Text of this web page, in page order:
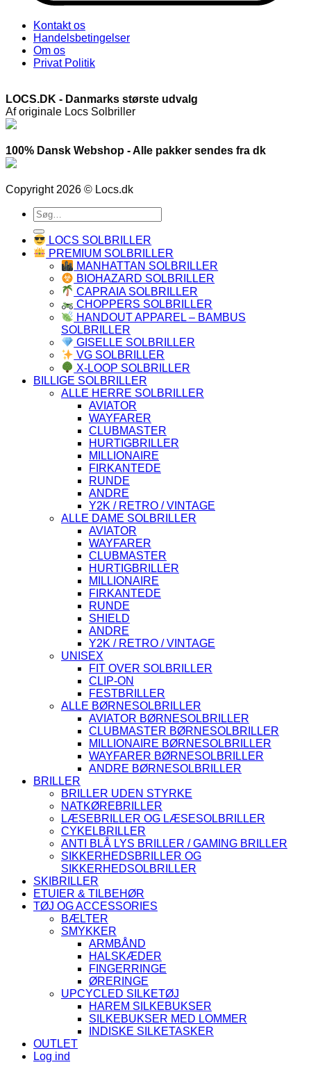
Kontakt os
Handelsbetingelser
Om os
Privat Politik
LOCS.DK - Danmarks største udvalg
Af originale Locs Solbriller
100% Dansk Webshop - Alle pakker sendes fra dk
Copyright 2026 © Locs.dk
Søg
efter:
LOCS SOLBRILLER
PREMIUM SOLBRILLER
MANHATTAN SOLBRILLER
BIOHAZARD SOLBRILLER
CAPRAIA SOLBRILLER
CHOPPERS SOLBRILLER
HANDOUT APPAREL – BAMBUS
SOLBRILLER
GISELLE SOLBRILLER
VG SOLBRILLER
X-LOOP SOLBRILLER
BILLIGE SOLBRILLER
ALLE HERRE SOLBRILLER
AVIATOR
WAYFARER
CLUBMASTER
HURTIGBRILLER
MILLIONAIRE
FIRKANTEDE
RUNDE
ANDRE
Y2K / RETRO / VINTAGE
ALLE DAME SOLBRILLER
AVIATOR
WAYFARER
CLUBMASTER
HURTIGBRILLER
MILLIONAIRE
FIRKANTEDE
RUNDE
SHIELD
ANDRE
Y2K / RETRO / VINTAGE
UNISEX
FIT OVER SOLBRILLER
CLIP-ON
FESTBRILLER
ALLE BØRNESOLBRILLER
AVIATOR BØRNESOLBRILLER
CLUBMASTER BØRNESOLBRILLER
MILLIONAIRE BØRNESOLBRILLER
WAYFARER BØRNESOLBRILLER
ANDRE BØRNESOLBRILLER
BRILLER
BRILLER UDEN STYRKE
NATKØREBRILLER
LÆSEBRILLER OG LÆSESOLBRILLER
CYKELBRILLER
ANTI BLÅ LYS BRILLER / GAMING BRILLER
SIKKERHEDSBRILLER OG
SIKKERHEDSOLBRILLER
SKIBRILLER
ETUIER & TILBEHØR
TØJ OG ACCESSORIES
BÆLTER
SMYKKER
ARMBÅND
HALSKÆDER
FINGERRINGE
ØRERINGE
UPCYCLED SILKETØJ
HAREM SILKEBUKSER
SILKEBUKSER MED LOMMER
INDISKE SILKETASKER
OUTLET
Log ind